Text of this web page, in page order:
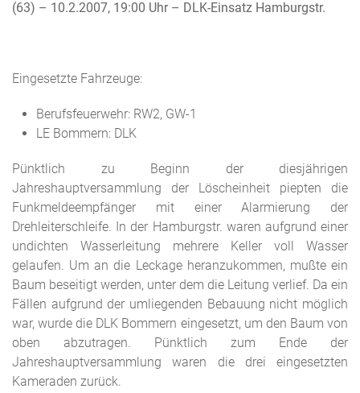
(63) – 10.2.2007, 19:00 Uhr – DLK-Einsatz Hamburgstr.
Eingesetzte Fahrzeuge:
Berufsfeuerwehr: RW2, GW-1
LE Bommern: DLK
Pünktlich zu Beginn der diesjährigen
Jahreshauptversammlung der Löscheinheit piepten die
Funkmeldeempfänger mit einer Alarmierung der
Drehleiterschleife. In der Hamburgstr. waren aufgrund einer
undichten Wasserleitung mehrere Keller voll Wasser
gelaufen. Um an die Leckage heranzukommen, mußte ein
Baum beseitigt werden, unter dem die Leitung verlief. Da ein
Fällen aufgrund der umliegenden Bebauung nicht möglich
war, wurde die DLK Bommern eingesetzt, um den Baum von
oben abzutragen. Pünktlich zum Ende der
Jahreshauptversammlung waren die drei eingesetzten
Kameraden zurück.